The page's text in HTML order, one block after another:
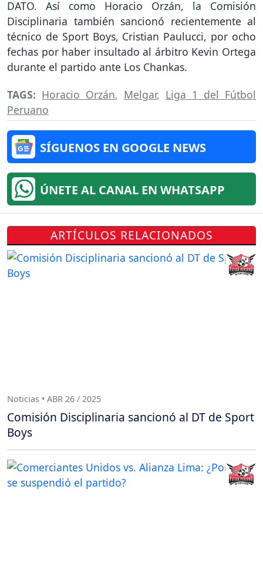
DATO. Así como Horacio Orzán, la Comisión
Disciplinaria también sancionó recientemente al
técnico de Sport Boys, Cristian Paulucci, por ocho
fechas por haber insultado al árbitro Kevin Ortega
durante el partido ante Los Chankas.
TAGS: Horacio Orzán, Melgar, Liga 1 del Fútbol
Peruano
SÍGUENOS EN GOOGLE NEWS
ÚNETE AL CANAL EN WHATSAPP
ARTÍCULOS RELACIONADOS
Noticias • ABR 26 / 2025
Comisión Disciplinaria sancionó al DT de Sport
Boys